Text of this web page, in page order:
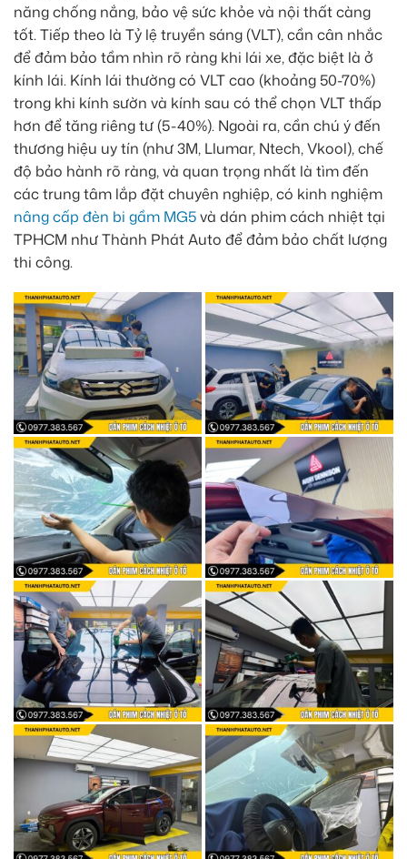
năng chống nắng, bảo vệ sức khỏe và nội thất càng
tốt. Tiếp theo là Tỷ lệ truyền sáng (VLT), cần cân nhắc
để đảm bảo tầm nhìn rõ ràng khi lái xe, đặc biệt là ở
kính lái. Kính lái thường có VLT cao (khoảng 50-70%)
trong khi kính sườn và kính sau có thể chọn VLT thấp
hơn để tăng riêng tư (5-40%). Ngoài ra, cần chú ý đến
thương hiệu uy tín (như 3M, Llumar, Ntech, Vkool), chế
độ bảo hành rõ ràng, và quan trọng nhất là tìm đến
các trung tâm lắp đặt chuyên nghiệp, có kinh nghiệm
nâng cấp đèn bi gầm MG5và dán phim cách nhiệt tại
TPHCM như Thành Phát Auto để đảm bảo chất lượng
thi công.